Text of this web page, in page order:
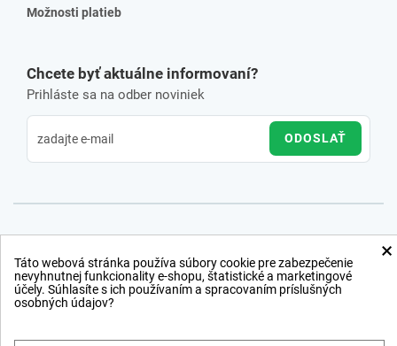
Možnosti platieb
Chcete byť aktuálne informovaní?
Prihláste sa na odber noviniek
ODOSLAŤ
×
Táto webová stránka používa súbory cookie pre zabezpečenie
nevyhnutnej funkcionality e-shopu, štatistické a marketingové
účely. Súhlasíte s ich používaním a spracovaním príslušných
osobných údajov?